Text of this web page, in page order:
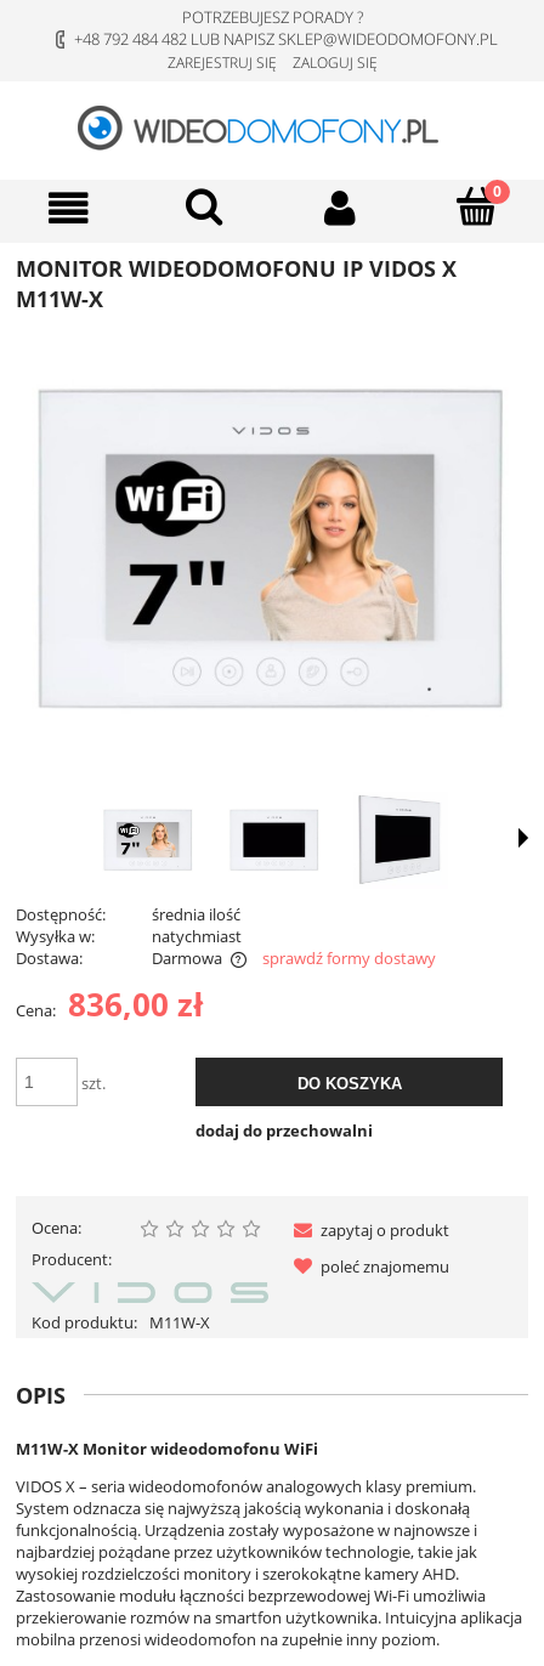
POTRZEBUJESZ PORADY ?
+48 792 484 482 LUB NAPISZ SKLEP@WIDEODOMOFONY.PL
ZAREJESTRUJ SIĘ ZALOGUJ SIĘ
MONITOR WIDEODOMOFONU IP VIDOS X
M11W-X
Dostępność:
średnia ilość
Wysyłka w:
natychmiast
Dostawa:
Darmowa
sprawdź formy dostawy
Cena: 836,00 zł
szt. DO KOSZYKA
dodaj do przechowalni
Ocena:
Producent:
Kod produktu: M11W-X
zapytaj o produkt
poleć znajomemu
OPIS
M11W-X Monitor wideodomofonu WiFi
VIDOS X – seria wideodomofonów analogowych klasy premium.
System odznacza się najwyższą jakością wykonania i doskonałą
funkcjonalnością. Urządzenia zostały wyposażone w najnowsze i
najbardziej pożądane przez użytkowników technologie, takie jak
wysokiej rozdzielczości monitory i szerokokątne kamery AHD.
Zastosowanie modułu łączności bezprzewodowej Wi-Fi umożliwia
przekierowanie rozmów na smartfon użytkownika. Intuicyjna aplikacja
mobilna przenosi wideodomofon na zupełnie inny poziom.